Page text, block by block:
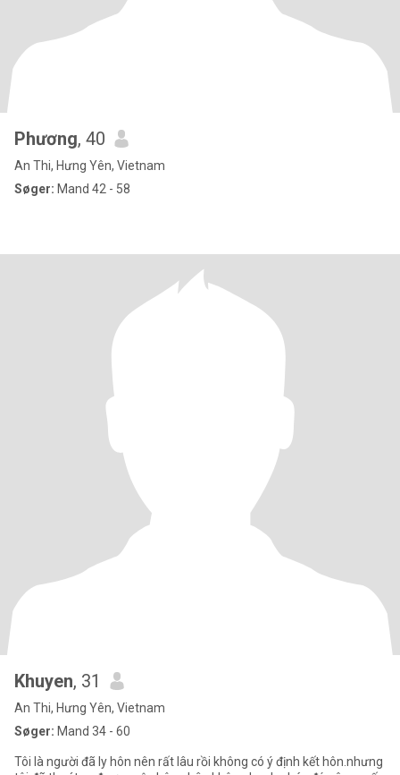
Phương, 40
An Thi, Hưng Yên, Vietnam
Søger: Mand 42 - 58
Khuyen, 31
An Thi, Hưng Yên, Vietnam
Søger: Mand 34 - 60
Tôi là người đã ly hôn nên rất lâu rồi không có ý định kết hôn.nhưng